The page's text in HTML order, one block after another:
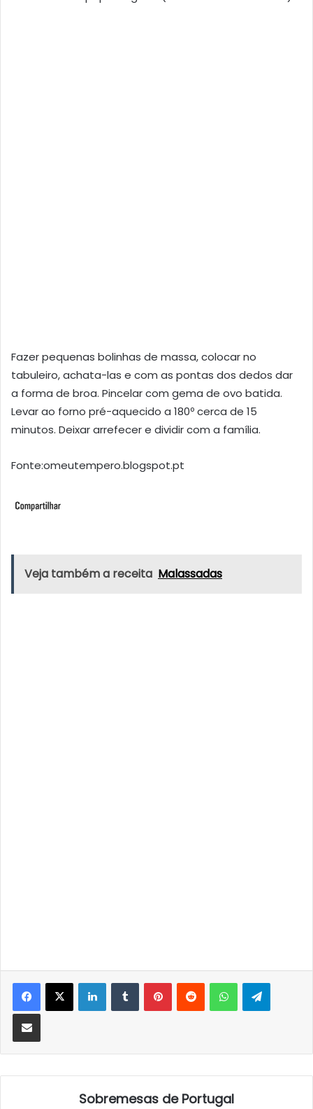
Fazer pequenas bolinhas de massa, colocar no
tabuleiro, achata-las e com as pontas dos dedos dar
a forma de broa. Pincelar com gema de ovo batida.
Levar ao forno pré-aquecido a 180º cerca de 15
minutos. Deixar arrefecer e dividir com a família.
Fonte:omeutempero.blogspot.pt
Veja também a receita Malassadas
LinkedInTumblrPinterestReddit WhatsApp
Partilhar Via Email
Sobremesas de Portugal